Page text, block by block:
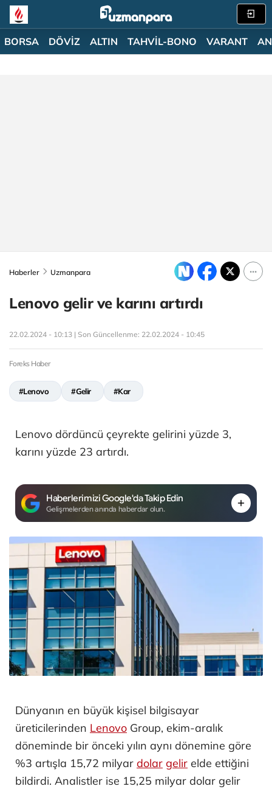
BORSA DÖVİZ ALTIN TAHVİL-BONO VARANT
Haberler Uzmanpara
Lenovo gelir ve karını artırdı
22.02.2024 - 10:13 | Son Güncellenme: 22.02.2024 - 10:45
Foreks Haber
#Lenovo #Gelir #Kar
Lenovo dördüncü çeyrekte gelirini yüzde 3,
karını yüzde 23 artırdı.
Haberlerimizi Google'da Takip Edin
Gelişmelerden anında haberdar olun.
Dünyanın en büyük kişisel bilgisayar
üreticilerinden Lenovo Group, ekim-aralık
döneminde bir önceki yılın aynı dönemine göre
%3 artışla 15,72 milyar dolar gelir elde ettiğini
bildirdi. Analistler ise 15,25 milyar dolar gelir